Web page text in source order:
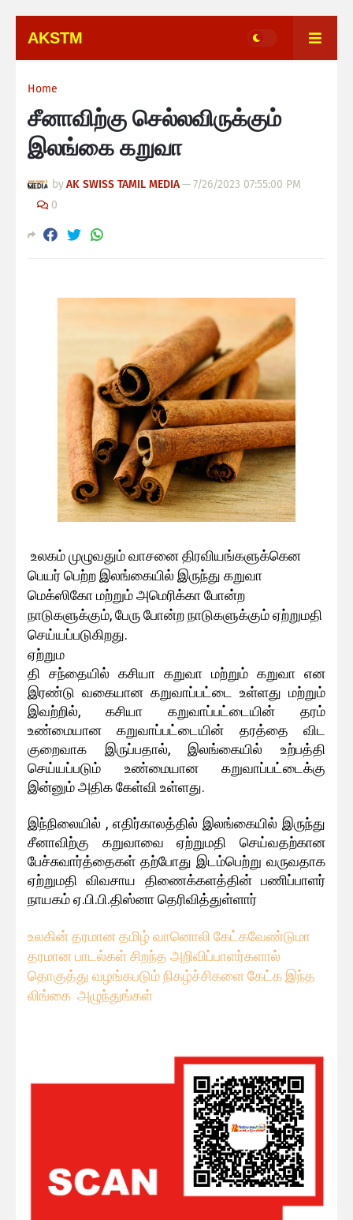
AKSTM
Home
சீனாவிற்கு செல்லவிருக்கும்
இலங்கை கறுவா
byAK SWISS TAMIL MEDIA—7/26/2023 07:55:00 PM
0
உலகம் முழுவதும் வாசனை திரவியங்களுக்கென
பெயர் பெற்ற இலங்கையில் இருந்து கறுவா
மெக்ஸிகோ மற்றும் அமெரிக்கா போன்ற
நாடுகளுக்கும், பேரு போன்ற நாடுகளுக்கும் ஏற்றுமதி
செய்யப்படுகிறது.
ஏற்றும
தி சந்தையில் கசியா கறுவா மற்றும் கறுவா என
இரண்டு வகையான கறுவாப்பட்டை உள்ளது மற்றும்
இவற்றில், கசியா கறுவாப்பட்டையின் தரம்
உண்மையான கறுவாப்பட்டையின் தரத்தை விட
குறைவாக இருப்பதால், இலங்கையில் உற்பத்தி
செய்யப்படும் உண்மையான கறுவாப்பட்டைக்கு
இன்னும் அதிக கேள்வி உள்ளது.
இந்நிலையில் , எதிர்காலத்தில் இலங்கையில் இருந்து
சீனாவிற்கு கறுவாவை ஏற்றுமதி செய்வதற்கான
பேச்சுவார்த்தைகள் தற்போது இடம்பெற்று வருவதாக
ஏற்றுமதி விவசாய திணைக்களத்தின் பணிப்பாளர்
நாயகம் ஏ.பி.பி.திஸ்னா தெரிவித்துள்ளார்
உலகின் தரமான தமிழ் வானொலி கேட்கவேண்டுமா
தரமான பாடல்கள் சிறந்த அறிவிப்பாளர்களால்
தொகுத்து வழங்கபடும் நிகழ்ச்சிகளை கேட்க இந்த
லிங்கை அழுந்துங்கள்